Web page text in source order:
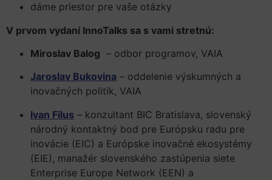
dáme priestor pre vaše otázky
V prvom vydaní InnoTalks sa s vami stretnú:
Miroslav Balog – odbor programov, VAIA
Jaroslav Bukovina – oddelenie výskumných a
inovačných politík, VAIA
Ivan Filus – konzultant BIC Bratislava, slovenský
národný kontaktný bod pre Európsku radu pre
inovácie (EIC) a Európske inovačné ekosystémy
(EIE), manažér slovenského zastúpenia siete
Enterprise Europe Network (EEN) a